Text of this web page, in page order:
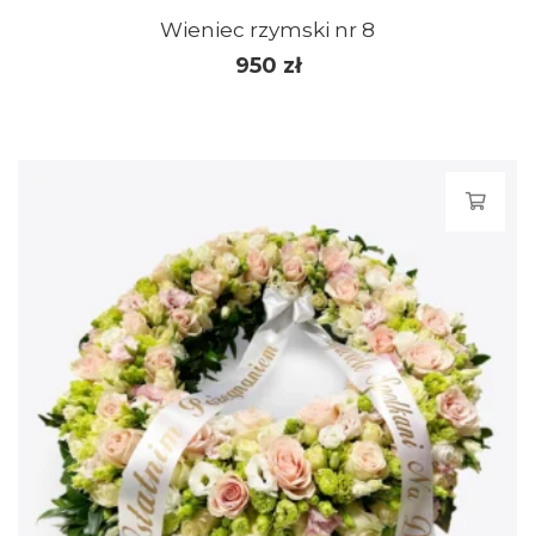
Wieniec rzymski nr 8
950 zł